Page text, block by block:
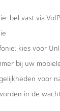
bel vast via
kies voor
bij uw
voor
in de